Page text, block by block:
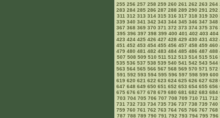
255 256 257 258 259 260 261 262 263 264
283 284 285 286 287 288 289 290 291 292
311 312 313 314 315 316 317 318 319 320
339 340 341 342 343 344 345 346 347 348
367 368 369 370 371 372 373 374 375 376
395 396 397 398 399 400 401 402 403 404
423 424 425 426 427 428 429 430 431 432
451 452 453 454 455 456 457 458 459 460
479 480 481 482 483 484 485 486 487 488
507 508 509 510 511 512 513 514 515 516
535 536 537 538 539 540 541 542 543 544
563 564 565 566 567 568 569 570 571 572
591 592 593 594 595 596 597 598 599 600
619 620 621 622 623 624 625 626 627 628
647 648 649 650 651 652 653 654 655 656
675 676 677 678 679 680 681 682 683 684
703 704 705 706 707 708 709 710 711 712
731 732 733 734 735 736 737 738 739 740
759 760 761 762 763 764 765 766 767 768
787 788 789 790 791 792 793 794 795 796